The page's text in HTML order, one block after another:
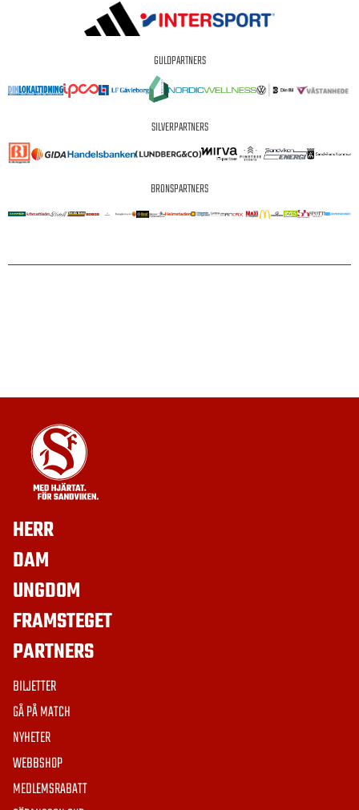
GULDPARTNERS
SILVERPARTNERS
BRONSPARTNERS
HERR
DAM
UNGDOM
FRAMSTEGET
PARTNERS
BILJETTER
GÅ PÅ MATCH
NYHETER
WEBBSHOP
MEDLEMSRABATT